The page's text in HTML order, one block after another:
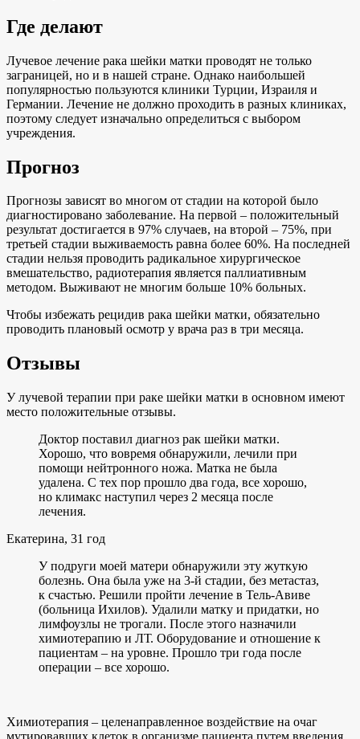
Где делают
Лучевое лечение рака шейки матки проводят не только
заграницей, но и в нашей стране. Однако наибольшей
популярностью пользуются клиники Турции, Израиля и
Германии. Лечение не должно проходить в разных клиниках,
поэтому следует изначально определиться с выбором
учреждения.
Прогноз
Прогнозы зависят во многом от стадии на которой было
диагностировано заболевание. На первой – положительный
результат достигается в 97% случаев, на второй – 75%, при
третьей стадии выживаемость равна более 60%. На последней
стадии нельзя проводить радикальное хирургическое
вмешательство, радиотерапия является паллиативным
методом. Выживают не многим больше 10% больных.
Чтобы избежать рецидив рака шейки матки, обязательно
проводить плановый осмотр у врача раз в три месяца.
Отзывы
У лучевой терапии при раке шейки матки в основном имеют
место положительные отзывы.
Доктор поставил диагноз рак шейки матки.
Хорошо, что вовремя обнаружили, лечили при
помощи нейтронного ножа. Матка не была
удалена. С тех пор прошло два года, все хорошо,
но климакс наступил через 2 месяца после
лечения.
Екатерина, 31 год
У подруги моей матери обнаружили эту жуткую
болезнь. Она была уже на 3-й стадии, без метастаз,
к счастью. Решили пройти лечение в Тель-Авиве
(больница Ихилов). Удалили матку и придатки, но
лимфоузлы не трогали. После этого назначили
химиотерапию и ЛТ. Оборудование и отношение к
пациентам – на уровне. Прошло три года после
операции – все хорошо.
Химиотерапия – целенаправленное воздействие на очаг